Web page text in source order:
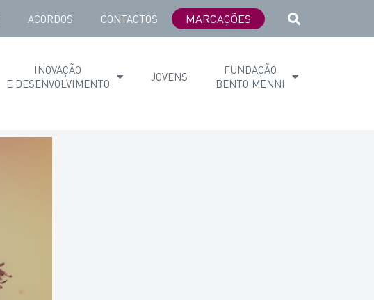
ACORDOS CONTACTOS MARCAÇÕES
INOVAÇÃO
E DESENVOLVIMENTO
JOVENS
FUNDAÇÃO
BENTO MENNI